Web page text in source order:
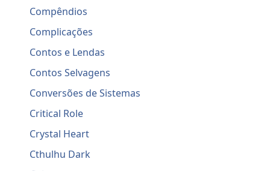
Compêndios
Complicações
Contos e Lendas
Contos Selvagens
Conversões de Sistemas
Critical Role
Crystal Heart
Cthulhu Dark